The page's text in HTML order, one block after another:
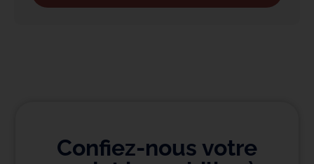
Confiez-nous votre